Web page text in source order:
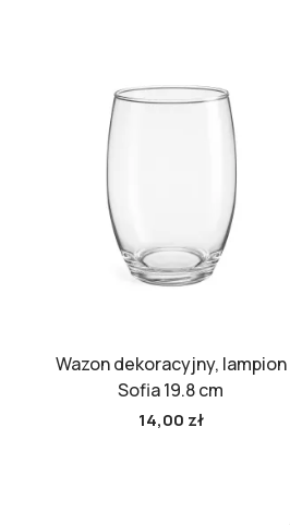
Wazon dekoracyjny, lampion
Sofia 19.8 cm
14,00 zł